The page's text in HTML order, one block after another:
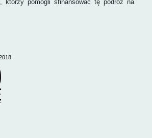
którzy pomogli sfinansować tę podróż na